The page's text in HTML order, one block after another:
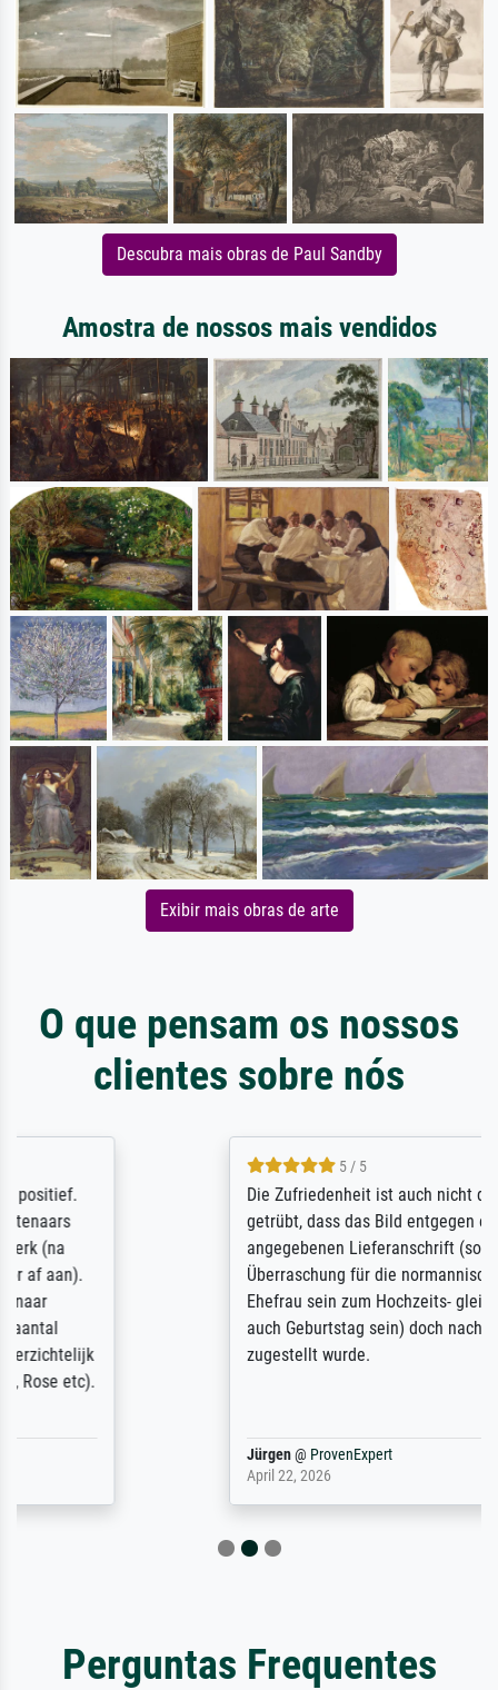
Descubra mais obras de Paul Sandby
Amostra de nossos mais vendidos
Exibir mais obras de arte
O que pensam os nossos
clientes sobre nós
Die Zufriedenheit ist auch nicht dadurch
getrübt, dass das Bild entgegen einer
angegebenen Lieferanschrift (sollte eine
Überraschung für die normannische
Ehefrau sein zum Hochzeits- gleichzeitig
auch Geburtstag sein) doch nach zu Hause
zugestellt wurde.
Perguntas Frequentes